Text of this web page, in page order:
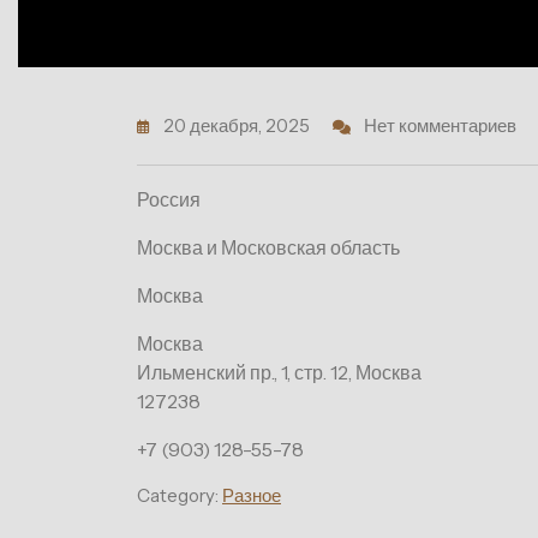
20 декабря, 2025 Нет комментариев
Россия
Москва и Московская область
Москва
Москва
Ильменский пр., 1, стр. 12, Москва
127238
+7 (903) 128-55-78
Category: Разное